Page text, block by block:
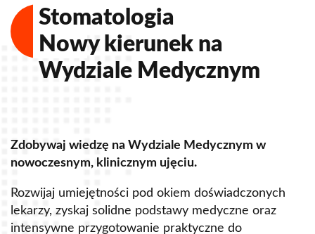
Stomatologia
Nowy kierunek na
Wydziale Medycznym
Zdobywaj wiedzę na Wydziale Medycznym w
nowoczesnym, klinicznym ujęciu.
Rozwijaj umiejętności pod okiem doświadczonych
lekarzy, zyskaj solidne podstawy medyczne oraz
intensywne przygotowanie praktyczne do